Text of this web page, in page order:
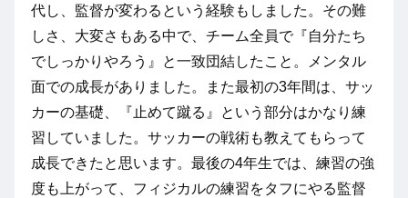
代し、監督が変わるという経験もしました。その難
しさ、大変さもある中で、チーム全員で『自分たち
でしっかりやろう』と一致団結したこと。メンタル
面での成長がありました。また最初の3年間は、サッ
カーの基礎、『止めて蹴る』という部分はかなり練
習していました。サッカーの戦術も教えてもらって
成長できたと思います。最後の4年生では、練習の強
度も上がって、フィジカルの練習をタフにやる監督